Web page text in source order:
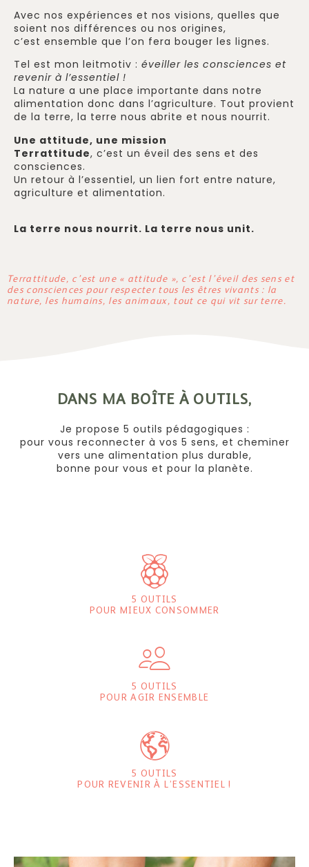
Avec nos expériences et nos visions, quelles que
soient nos différences ou nos origines,
c’est ensemble que l’on fera bouger les lignes.
Tel est mon leitmotiv : éveiller les consciences et
revenir à l’essentiel !
La nature a une place importante dans notre
alimentation donc dans l’agriculture. Tout provient
de la terre, la terre nous abrite et nous nourrit.
Une attitude, une mission
Terrattitude, c’est un éveil des sens et des
consciences.
Un retour à l’essentiel, un lien fort entre nature,
agriculture et alimentation.
La terre nous nourrit. La terre nous unit.
Terrattitude, c’est une « attitude », c’est l’éveil des sens et
des consciences pour respecter tous les êtres vivants : la
nature, les humains, les animaux, tout ce qui vit sur terre.
DANS MA BOÎTE À OUTILS,
Je propose 5 outils pédagogiques :
pour vous reconnecter à vos 5 sens, et cheminer
vers une alimentation plus durable,
bonne pour vous et pour la planète.
5 OUTILS
POUR MIEUX CONSOMMER
5 OUTILS
POUR AGIR ENSEMBLE
5 OUTILS
POUR REVENIR À L’ESSENTIEL !